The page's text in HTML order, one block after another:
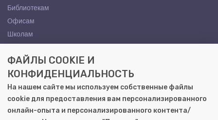
Библиотекам
Офисам
Школам
КОНТАКТЫ
Саратов, ул. Осипова, 10А
+7 (8452) 72-65-65
gemera@moya-kniga.ru
ФАЙЛЫ COOKIE И
КОНФИДЕНЦИАЛЬНОСТЬ
На нашем сайте мы используем собственные файлы
cookie для предоставления вам персонализированного
онлайн-опыта и персонализированного контента/